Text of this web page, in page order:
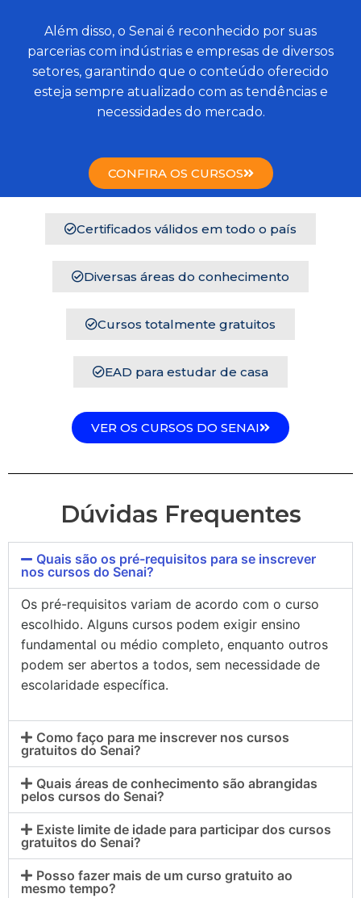
Além disso, o Senai é reconhecido por suas
parcerias com indústrias e empresas de diversos
setores, garantindo que o conteúdo oferecido
esteja sempre atualizado com as tendências e
necessidades do mercado.
CONFIRA OS CURSOS
Certificados válidos em todo o país
Diversas áreas do conhecimento
Cursos totalmente gratuitos
EAD para estudar de casa
VER OS CURSOS DO SENAI
Dúvidas Frequentes
Quais são os pré-requisitos para se inscrever
nos cursos do Senai?
Os pré-requisitos variam de acordo com o curso
escolhido. Alguns cursos podem exigir ensino
fundamental ou médio completo, enquanto outros
podem ser abertos a todos, sem necessidade de
escolaridade específica.
Como faço para me inscrever nos cursos
gratuitos do Senai?
Quais áreas de conhecimento são abrangidas
pelos cursos do Senai?
Existe limite de idade para participar dos cursos
gratuitos do Senai?
Posso fazer mais de um curso gratuito ao
mesmo tempo?